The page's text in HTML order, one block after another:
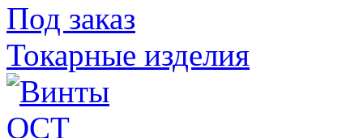
Под заказ
Токарные изделия